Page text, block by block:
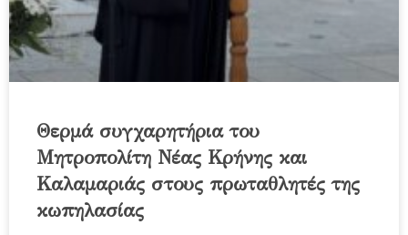
Θερμά συγχαρητήρια του
Μητροπολίτη Νέας Κρήνης και
Καλαμαριάς στους πρωταθλητές της
κωπηλασίας